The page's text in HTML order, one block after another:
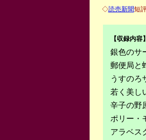
◇読売新聞短
【収録内容】
銀色のサ
郵便局と
うすのろ
若く美し
辛子の野
ポリー・
アラベ